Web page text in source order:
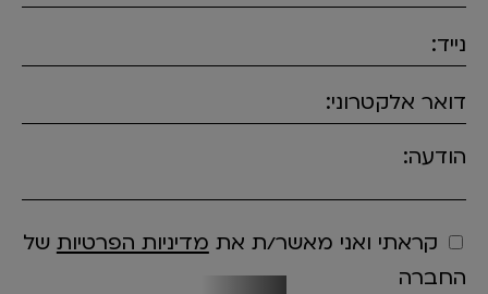
נייד:
דואר אלקטרוני:
הודעה:
קראתי ואני מאשר/ת את מדיניות הפרטיות של
החברה